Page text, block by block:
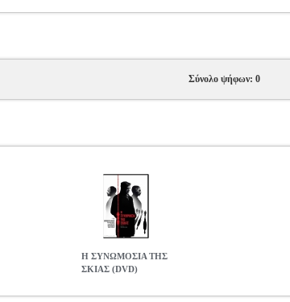
Σύνολο ψήφων: 0
Η ΣΥΝΩΜΟΣΙΑ ΤΗΣ
ΣΚΙΑΣ (DVD)